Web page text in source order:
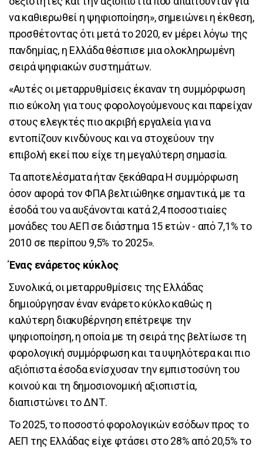
να καθιερωθεί η ψηφιοποίηση», σημειώνει η έκθεση,
προσθέτοντας ότι μετά το 2020, εν μέρει λόγω της
πανδημίας, η Ελλάδα θέσπισε μια ολοκληρωμένη
σειρά ψηφιακών συστημάτων.
«Αυτές οι μεταρρυθμίσεις έκαναν τη συμμόρφωση
πιο εύκολη για τους φορολογούμενους και παρείχαν
στους ελεγκτές πιο ακριβή εργαλεία για να
εντοπίζουν κινδύνους και να στοχεύουν την
επιβολή εκεί που είχε τη μεγαλύτερη σημασία.
Τα αποτελέσματα ήταν ξεκάθαρα Η συμμόρφωση
όσον αφορά τον ΦΠΑ βελτιώθηκε σημαντικά, με τα
έσοδά του να αυξάνονται κατά 2,4 ποσοστιαίες
μονάδες του ΑΕΠ σε διάστημα 15 ετών - από 7,1% το
2010 σε περίπου 9,5% το 2025».
Ένας ενάρετος κύκλος
Συνολικά, οι μεταρρυθμίσεις της Ελλάδας
δημιούργησαν έναν ενάρετο κύκλο καθώς η
καλύτερη διακυβέρνηση επέτρεψε την
ψηφιοποίηση, η οποία με τη σειρά της βελτίωσε τη
φορολογική συμμόρφωση και τα υψηλότερα και πιο
αξιόπιστα έσοδα ενίσχυσαν την εμπιστοσύνη του
κοινού και τη δημοσιονομική αξιοπιστία,
διαπιστώνει το ΔΝΤ.
Το 2025, το ποσοστό φορολογικών εσόδων προς το
ΑΕΠ της Ελλάδας είχε φτάσει στο 28% από 20,5% το